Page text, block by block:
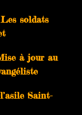
soldats
à jour au
Saint-